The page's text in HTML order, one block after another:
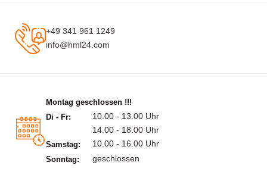
+49 341 961 1249
info@hml24.com
Montag geschlossen !!!
Di - Fr:
10.00 - 13.00 Uhr
14.00 - 18.00 Uhr
Samstag: 10.00 - 16.00 Uhr
Sonntag: geschlossen